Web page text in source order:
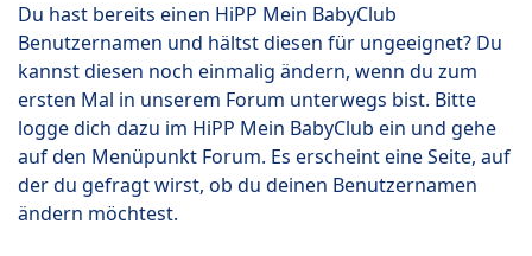
Du hast bereits einen HiPP Mein BabyClub
Benutzernamen und hältst diesen für ungeeignet? Du
kannst diesen noch einmalig ändern, wenn du zum
ersten Mal in unserem Forum unterwegs bist. Bitte
logge dich dazu im HiPP Mein BabyClub ein und gehe
auf den Menüpunkt Forum. Es erscheint eine Seite, auf
der du gefragt wirst, ob du deinen Benutzernamen
ändern möchtest.